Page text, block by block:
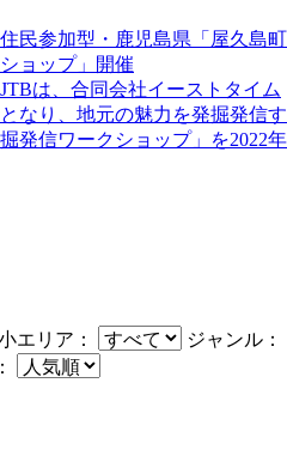
民参加型・鹿児島県「屋久島町
ョップ」開催
は、合同会社イーストタイム
なり、地元の魅力を発掘発信す
発信ワークショップ」を2022年
エリア：
ジャンル：